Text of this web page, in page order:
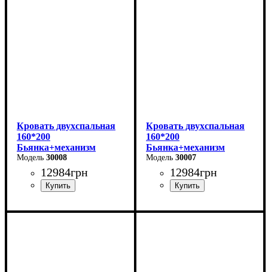
Кровать двухспальная
160*200
Бьянка+механизм
(светло-серая)
30008
12984грн
Ширина: 170 см
Кровать двухспальная
160*200
Бьянка+механизм
(бежевая)
30007
12984грн
Ширина: 170 см